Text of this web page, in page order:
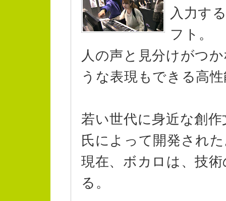
入力す
フト。
人の声と見分けがつ
うな表現もできる高
若い世代に身近な創
氏によって開発され
現在、ボカロは、技
る。